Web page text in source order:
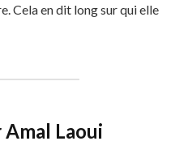
Cela en dit long sur qui elle
Laoui